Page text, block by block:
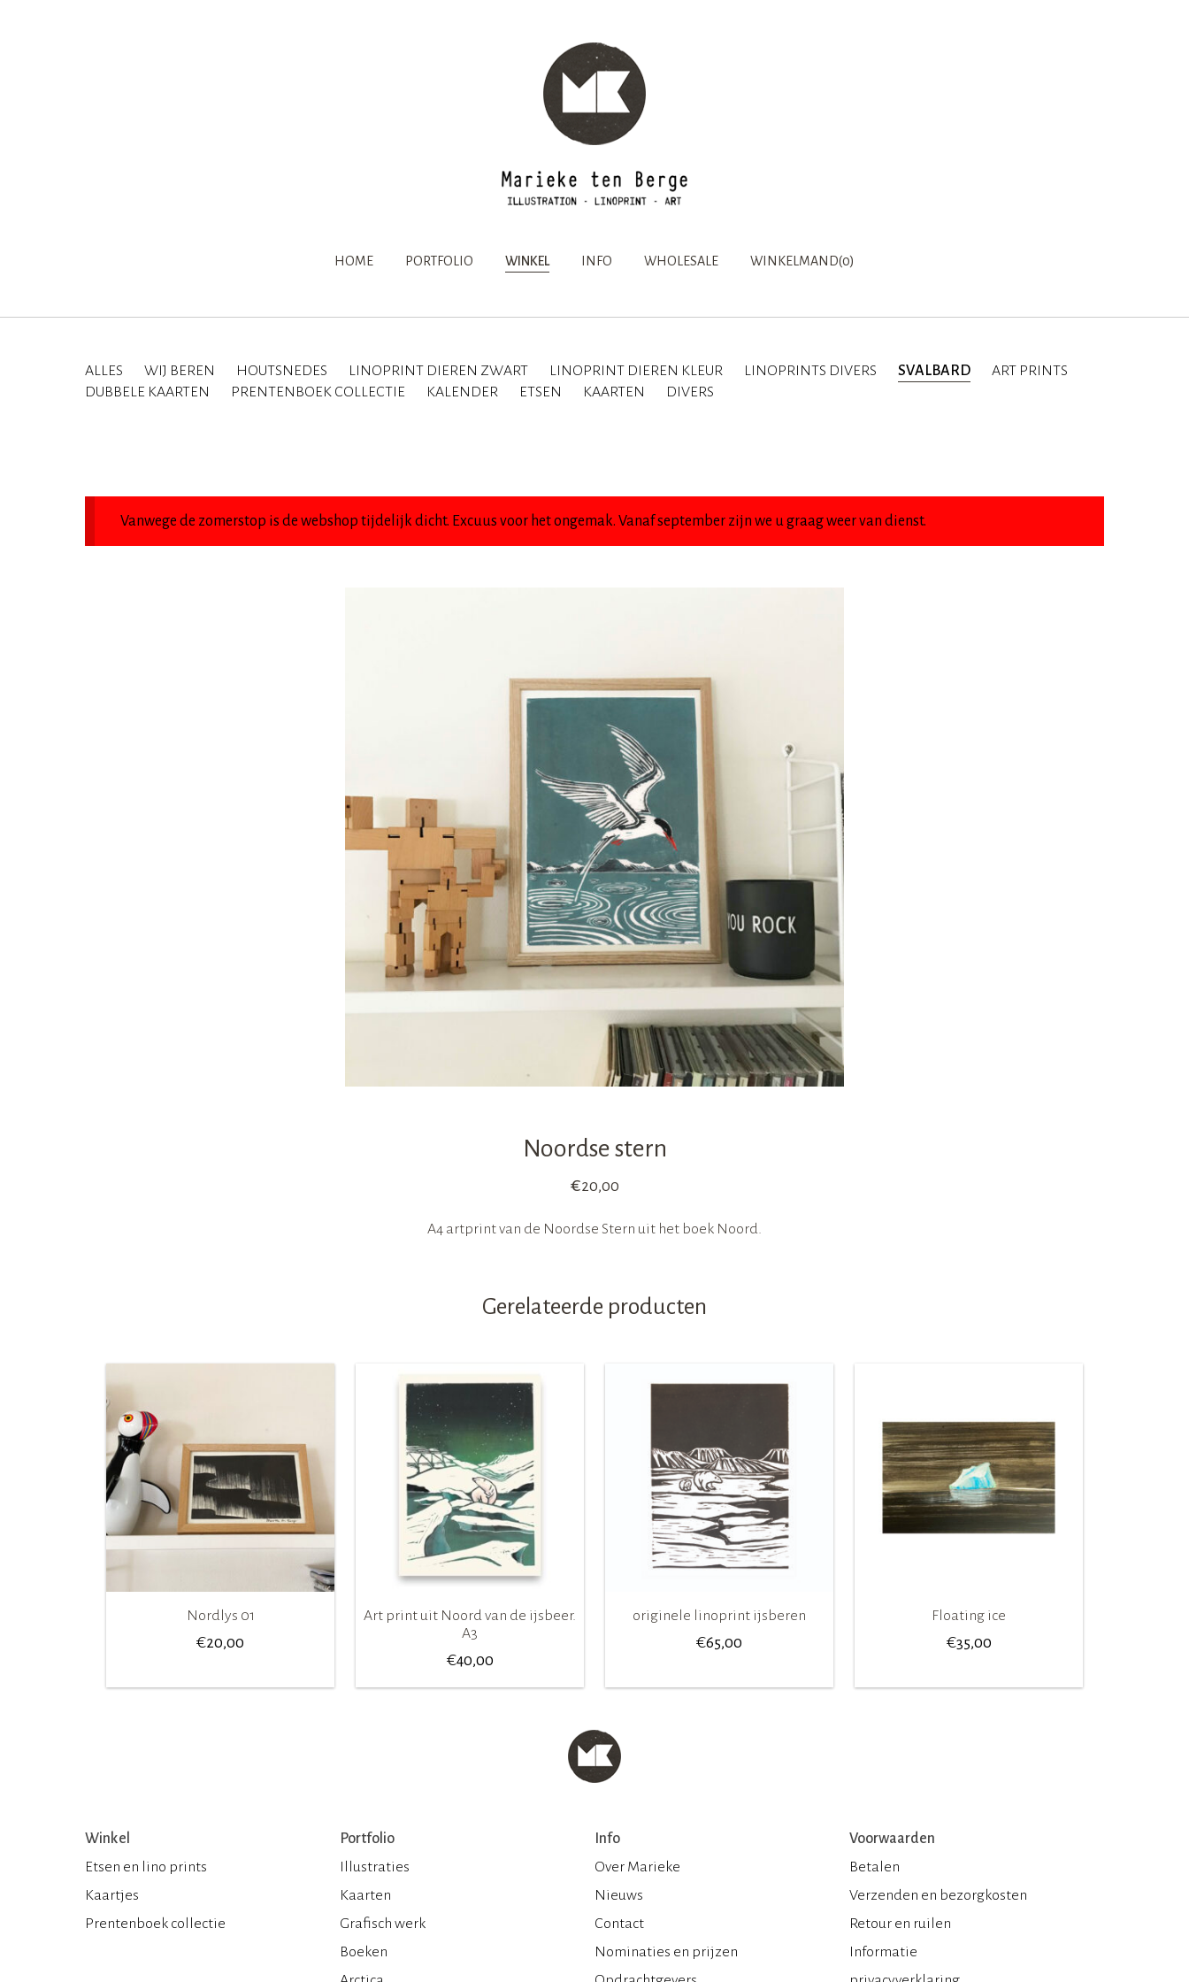
HOME PORTFOLIO WINKEL INFO WHOLESALE WINKELMAND(0)
ALLES WIJ BEREN HOUTSNEDES LINOPRINT DIEREN ZWART LINOPRINT DIEREN KLEUR LINOPRINTS DIVERS SVALBARD
ART PRINTS
DUBBELE KAARTEN
PRENTENBOEK COLLECTIE KALENDER ETSEN KAARTEN DIVERS
Vanwege de zomerstop is de webshop tijdelijk dicht. Excuus voor het ongemak. Vanaf september zijn we u graag weer van dienst.
Noordse stern
€20,00
A4 artprint van de Noordse Stern uit het boek Noord.
Gerelateerde producten
Nordlys 01
€20,00
Art print uit Noord van de ijsbeer.
A3
€40,00
originele linoprint ijsberen
€65,00
Floating ice
€35,00
Winkel
Etsen en lino prints
Kaartjes
Prentenboek collectie
Portfolio
Illustraties
Kaarten
Grafisch werk
Boeken
Info
Over Marieke
Nieuws
Contact
Nominaties en prijzen
Voorwaarden
Betalen
Verzenden en bezorgkosten
Retour en ruilen
Informatie